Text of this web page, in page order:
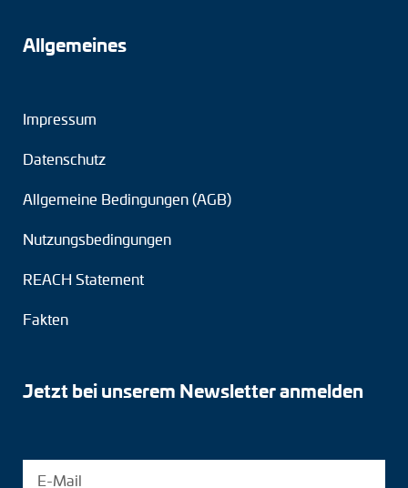
Allgemeines
Impressum
Datenschutz
Allgemeine Bedingungen (AGB)
Nutzungsbedingungen
REACH Statement
Fakten
Jetzt bei unserem Newsletter anmelden